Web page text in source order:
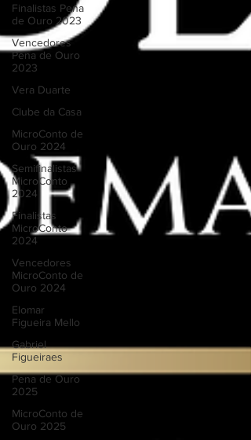
Finalistas Pena
de Ouro 2023
Vencedores
Pena de Ouro
2023
Vera Duarte
Clube da Casa
MicroConto de
Ouro 2024
Semifinalistas
MicroConto
2024
Finalistas
MicroConto
2024
Vencedores
MicroConto de
Ouro 2024
Elomar
Figueira Mello
Gabriel
Figueiraes
Pena de Ouro
2025
MicroConto de
Ouro 2025